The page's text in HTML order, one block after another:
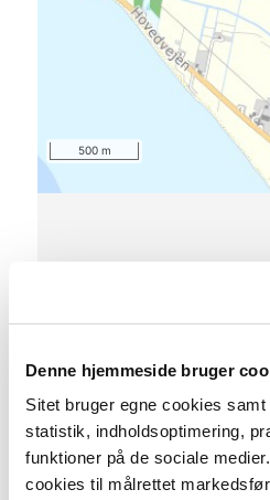
Denne hjemmeside bruger
Sitet bruger egne cookies
statistik, indholdsoptimering,
funktioner på de sociale
cookies til målrettet
500 m
S